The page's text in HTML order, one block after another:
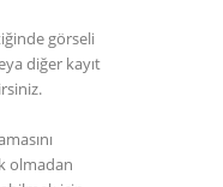
görseli
diğer kayıt
olmadan